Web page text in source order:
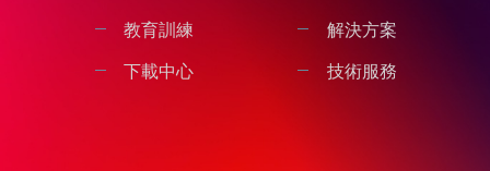
教育訓練
下載中心
解決方案
技術服務